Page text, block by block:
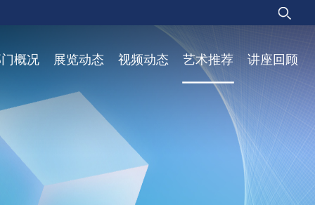
概况 展览动态 视频动态 艺术推荐 讲座回顾